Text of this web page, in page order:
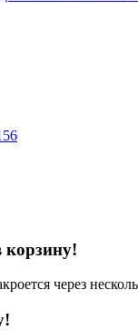
корзину!
через